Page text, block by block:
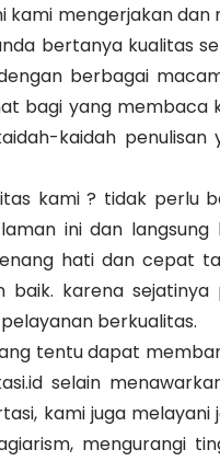
mengerjakan dan
bertanya kualitas
berbagai
bagi yang membaca
kaidah
kami ? tidak perlu
ini dan langsung
hati dan cepat
karena
berkualitas.
tentu dapat
selain
kami juga
mengurangi